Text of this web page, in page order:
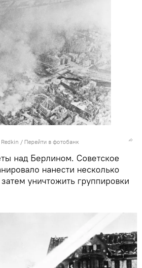
/ Перейти в фотобанк
над Берлином. Советское
нанести несколько
уничтожить группировки